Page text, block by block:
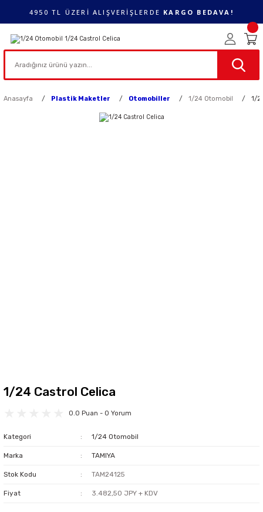
4950 TL ÜZERİ ALIŞVERİŞLERDE KARGO BEDAVA!
Anasayfa Plastik Maketler Otomobiller 1/24 Otomobil 1/
1/24 Castrol Celica
0.0 Puan - 0 Yorum
Kategori 1/24 Otomobil
Marka TAMIYA
Stok Kodu TAM24125
Fiyat 3.482,50 JPY + KDV